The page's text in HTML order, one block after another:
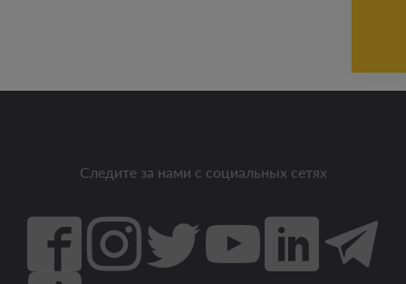
Следите за нами с социальных сетях